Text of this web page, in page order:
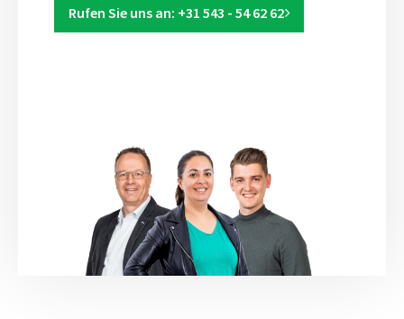
Rufen Sie uns an: +31 543 - 54 62 62